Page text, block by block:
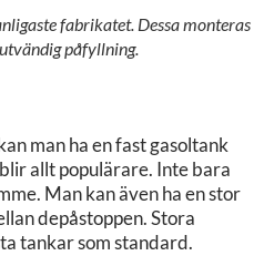
fabrikatet. Dessa monteras
påfyllning.
man ha en fast gasoltank
allt populärare. Inte bara
Man kan även ha en stor
depåstoppen. Stora
tankar som standard.